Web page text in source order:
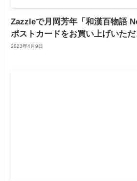
Zazzleで月岡芳年「和漢百物語
ポストカードをお買い上げいただ
2023年4月9日